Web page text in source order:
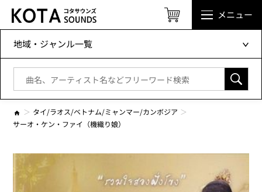
地域・ジャンル一覧
メニュー
タイ/ラオス/ベトナム/ミャンマー/カンボジア
サーオ・ケン・ファイ（機織り娘）